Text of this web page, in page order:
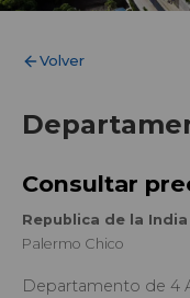
Volver
Consultar
Republica de la India
Palermo Chico
Departamento de 4